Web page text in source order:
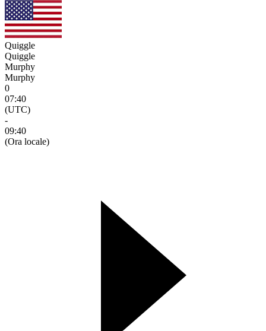
Quiggle
Quiggle
Murphy
Murphy
0
07:40
(UTC)
-
09:40
(Ora locale)